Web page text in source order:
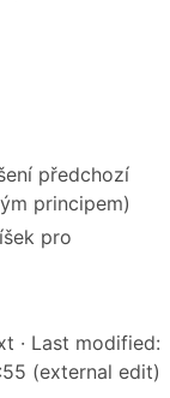
předchozí
principem)
pro
· Last modified:
(external edit)